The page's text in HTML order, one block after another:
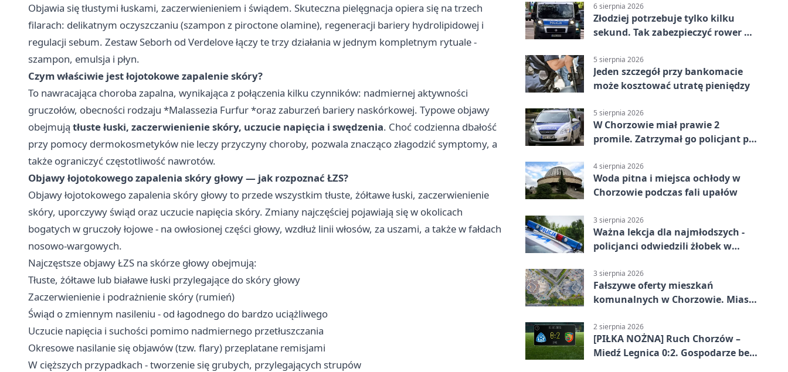
Objawia się tłustymi łuskami, zaczerwienieniem i świądem. Skuteczna pielęgnacja opiera się na trzech
filarach: delikatnym oczyszczaniu (szampon z piroctone olamine), regeneracji bariery hydrolipidowej i
regulacji sebum. Zestaw Seborh od Verdelove łączy te trzy działania w jednym kompletnym rytuale -
szampon, emulsja i płyn.
Czym właściwie jest łojotokowe zapalenie skóry?
To nawracająca choroba zapalna, wynikająca z połączenia kilku czynników: nadmiernej aktywności
gruczołów, obecności rodzaju *Malassezia Furfur *oraz zaburzeń bariery naskórkowej. Typowe objawy
obejmują tłuste łuski, zaczerwienienie skóry, uczucie napięcia i swędzenia. Choć codzienna dbałość
przy pomocy dermokosmetyków nie leczy przyczyny choroby, pozwala znacząco złagodzić symptomy, a
także ograniczyć częstotliwość nawrotów.
Objawy łojotokowego zapalenia skóry głowy — jak rozpoznać ŁZS?
Objawy łojotokowego zapalenia skóry głowy to przede wszystkim tłuste, żółtawe łuski, zaczerwienienie
skóry, uporczywy świąd oraz uczucie napięcia skóry. Zmiany najczęściej pojawiają się w okolicach
bogatych w gruczoły łojowe - na owłosionej części głowy, wzdłuż linii włosów, za uszami, a także w fałdach
nosowo-wargowych.
Najczęstsze objawy ŁZS na skórze głowy obejmują:
Tłuste, żółtawe lub białawe łuski przylegające do skóry głowy
Zaczerwienienie i podrażnienie skóry (rumień)
Świąd o zmiennym nasileniu - od łagodnego do bardzo uciążliwego
Uczucie napięcia i suchości pomimo nadmiernego przetłuszczania
Okresowe nasilanie się objawów (tzw. flary) przeplatane remisjami
W cięższych przypadkach - tworzenie się grubych, przylegających strupów
6 sierpnia 2026
Złodziej potrzebuje tylko kilku
sekund. Tak zabezpieczyć rower w
5 sierpnia 2026
Jeden szczegół przy bankomacie
może kosztować utratę pieniędzy
5 sierpnia 2026
W Chorzowie miał prawie 2
promile. Zatrzymał go policjant po
4 sierpnia 2026
Woda pitna i miejsca ochłody w
Chorzowie podczas fali upałów
3 sierpnia 2026
Ważna lekcja dla najmłodszych -
policjanci odwiedzili żłobek w
3 sierpnia 2026
Fałszywe oferty mieszkań
komunalnych w Chorzowie. Miasto
2 sierpnia 2026
[PIŁKA NOŻNA] Ruch Chorzów –
Miedź Legnica 0:2. Gospodarze bez